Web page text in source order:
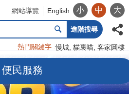
網站導覽 English 小 中 大
進階搜尋
熱門關鍵字 慢城 貓裏喵 客家圓樓
便民服務